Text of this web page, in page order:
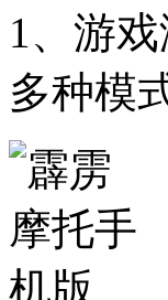
1、游
多种模